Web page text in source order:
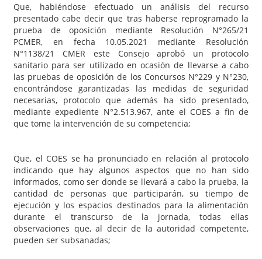
Que, habiéndose efectuado un análisis del recurso
presentado cabe decir que tras haberse reprogramado la
prueba de oposición mediante Resolución N°265/21
PCMER, en fecha 10.05.2021 mediante Resolución
N°1138/21 CMER este Consejo aprobó un protocolo
sanitario para ser utilizado en ocasión de llevarse a cabo
las pruebas de oposición de los Concursos N°229 y N°230,
encontrándose garantizadas las medidas de seguridad
necesarias, protocolo que además ha sido presentado,
mediante expediente N°2.513.967, ante el COES a fin de
que tome la intervención de su competencia;
Que, el COES se ha pronunciado en relación al protocolo
indicando que hay algunos aspectos que no han sido
informados, como ser donde se llevará a cabo la prueba, la
cantidad de personas que participarán, su tiempo de
ejecución y los espacios destinados para la alimentación
durante el transcurso de la jornada, todas ellas
observaciones que, al decir de la autoridad competente,
pueden ser subsanadas;